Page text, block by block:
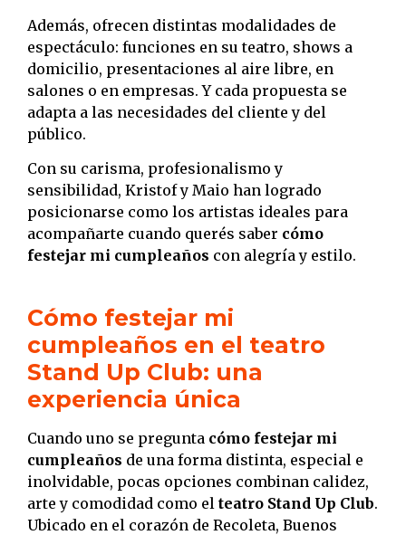
Además, ofrecen distintas modalidades de
espectáculo: funciones en su teatro, shows a
domicilio, presentaciones al aire libre, en
salones o en empresas. Y cada propuesta se
adapta a las necesidades del cliente y del
público.
Con su carisma, profesionalismo y
sensibilidad, Kristof y Maio han logrado
posicionarse como los artistas ideales para
acompañarte cuando querés saber cómo
festejar mi cumpleaños con alegría y estilo.
Cómo festejar mi
cumpleaños en el teatro
Stand Up Club: una
experiencia única
Cuando uno se pregunta cómo festejar mi
cumpleaños de una forma distinta, especial e
inolvidable, pocas opciones combinan calidez,
arte y comodidad como el teatro Stand Up Club.
Ubicado en el corazón de Recoleta, Buenos